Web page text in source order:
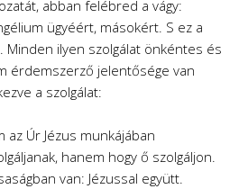
abban felébred a vágy:
ügyéért, másokért. S ez a
Minden ilyen szolgálat önkéntes és
érdemszerző jelentősége van
a szolgálat:
Úr Jézus munkájában
hanem hogy ő szolgáljon.
van: Jézussal együtt.